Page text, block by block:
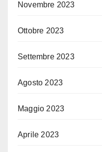
Novembre 2023
Ottobre 2023
Settembre 2023
Agosto 2023
Maggio 2023
Aprile 2023